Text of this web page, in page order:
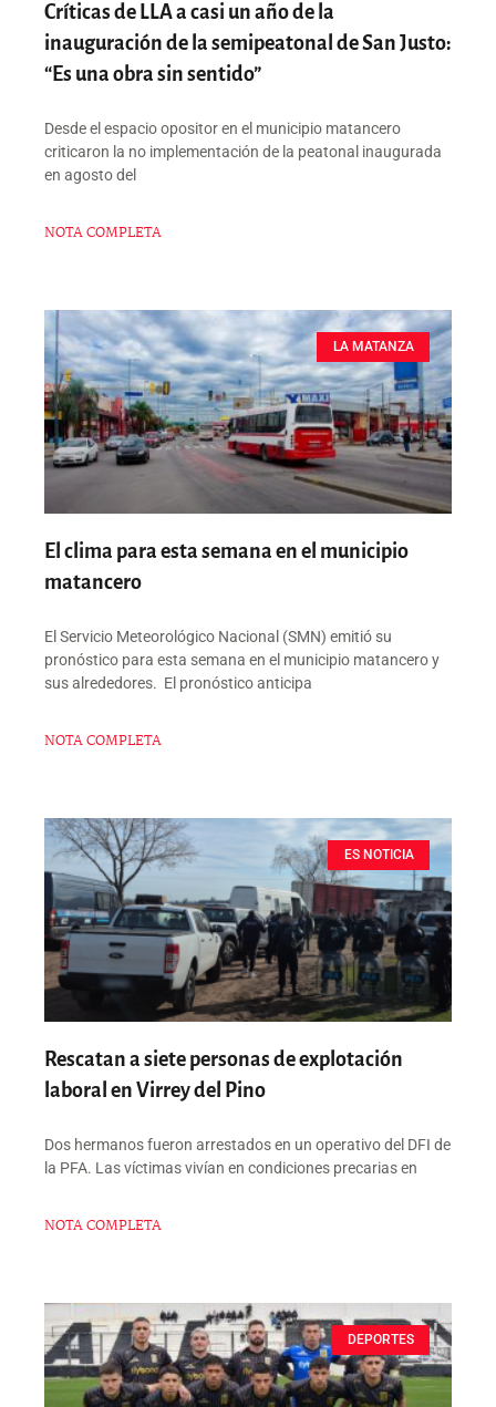
Críticas de LLA a casi un año de la
inauguración de la semipeatonal de San Justo:
“Es una obra sin sentido”
Desde el espacio opositor en el municipio matancero
criticaron la no implementación de la peatonal inaugurada
en agosto del
NOTA COMPLETA
LA MATANZA
El clima para esta semana en el municipio
matancero
El Servicio Meteorológico Nacional (SMN) emitió su
pronóstico para esta semana en el municipio matancero y
sus alrededores. El pronóstico anticipa
NOTA COMPLETA
ES NOTICIA
Rescatan a siete personas de explotación
laboral en Virrey del Pino
Dos hermanos fueron arrestados en un operativo del DFI de
la PFA. Las víctimas vivían en condiciones precarias en
NOTA COMPLETA
DEPORTES